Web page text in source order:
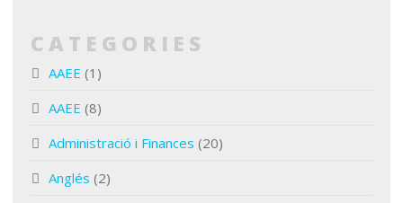
CATEGORIES
AAEE (1)
AAEE (8)
Administració i Finances (20)
Anglés (2)